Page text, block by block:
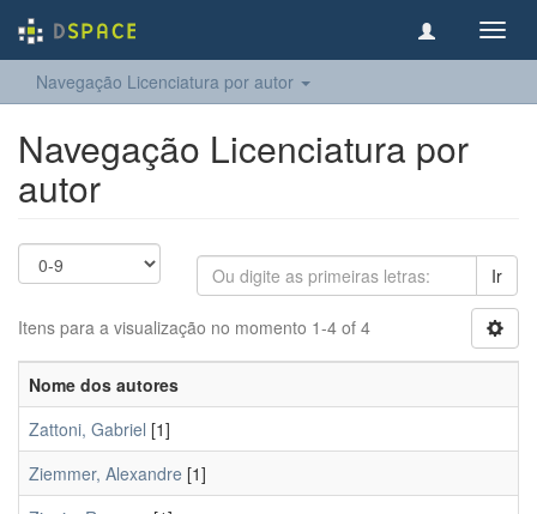
Navegação Licenciatura por autor
Navegação Licenciatura por
autor
Ir
Itens para a visualização no momento 1-4 of 4
Nome dos autores
Zattoni, Gabriel [1]
Ziemmer, Alexandre [1]